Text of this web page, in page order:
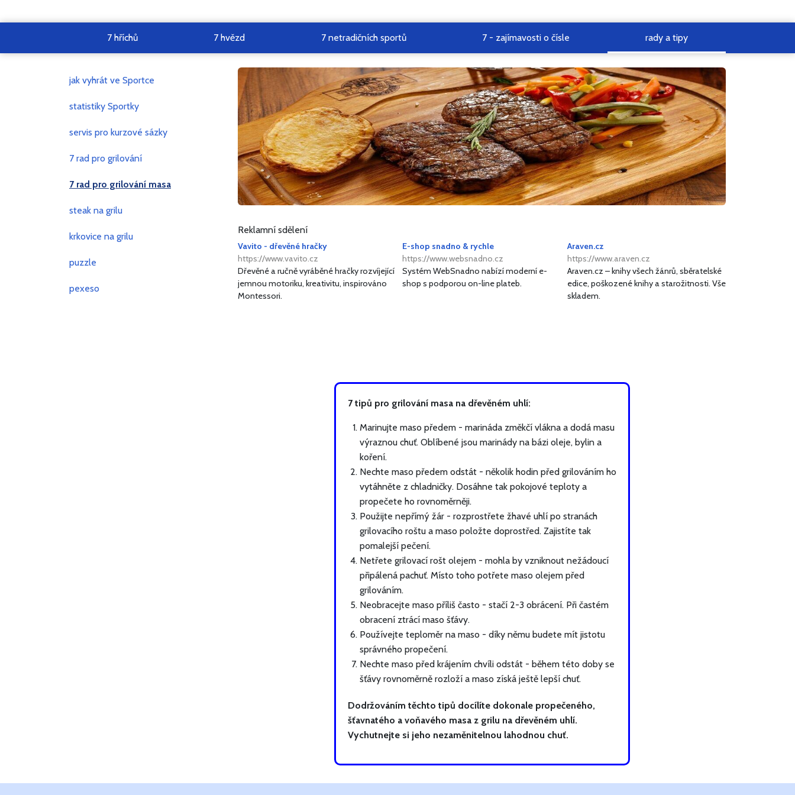
7 hříchů 7 hvězd 7 netradičních sportů 7 - zajímavosti o čísle rady a tipy
jak vyhrát ve Sportce
statistiky Sportky
servis pro kurzové sázky
7 rad pro grilování
7 rad pro grilování masa
steak na grilu
krkovice na grilu
puzzle
pexeso
Reklamní sdělení
Vavito - dřevěné hračky
https://www.vavito.cz
Dřevěné a ručně vyráběné hračky rozvíjející
jemnou motoriku, kreativitu, inspirováno
Montessori.
E-shop snadno & rychle
https://www.websnadno.cz
Systém WebSnadno nabízí moderní e-
shop s podporou on-line plateb.
Araven.cz
https://www.araven.cz
Araven.cz – knihy všech žánrů, sběratelské
edice, poškozené knihy a starožitnosti. Vše
skladem.
7 tipů pro grilování masa na dřevěném uhlí:
Marinujte maso předem - marináda změkčí vlákna a dodá masu
výraznou chuť. Oblíbené jsou marinády na bázi oleje, bylin a
koření.
Nechte maso předem odstát - několik hodin před grilováním ho
vytáhněte z chladničky. Dosáhne tak pokojové teploty a
propečete ho rovnoměrněji.
Použijte nepřímý žár - rozprostřete žhavé uhlí po stranách
grilovacího roštu a maso položte doprostřed. Zajistíte tak
pomalejší pečení.
Netřete grilovací rošt olejem - mohla by vzniknout nežádoucí
připálená pachuť. Místo toho potřete maso olejem před
grilováním.
Neobracejte maso příliš často - stačí 2-3 obrácení. Při častém
obracení ztrácí maso šťávy.
Používejte teploměr na maso - díky němu budete mít jistotu
správného propečení.
Nechte maso před krájením chvíli odstát - během této doby se
šťávy rovnoměrně rozloží a maso získá ještě lepší chuť.
Dodržováním těchto tipů docílíte dokonale propečeného,
šťavnatého a voňavého masa z grilu na dřevěném uhlí.
Vychutnejte si jeho nezaměnitelnou lahodnou chuť.